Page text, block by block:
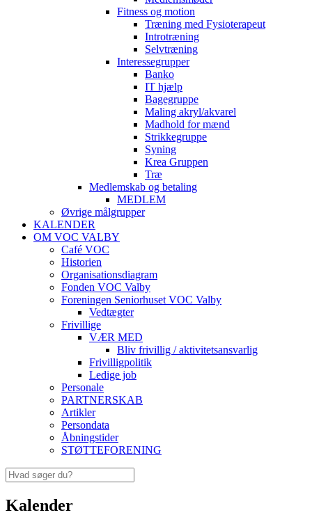
Fitness og motion
Træning med Fysioterapeut
Introtræning
Selvtræning
Interessegrupper
Banko
IT hjælp
Bagegruppe
Maling akryl/akvarel
Madhold for mænd
Strikkegruppe
Syning
Krea Gruppen
Træ
Medlemskab og betaling
MEDLEM
Øvrige målgrupper
KALENDER
OM VOC VALBY
Café VOC
Historien
Organisationsdiagram
Fonden VOC Valby
Foreningen Seniorhuset VOC Valby
Vedtægter
Frivillige
VÆR MED
Bliv frivillig / aktivitetsansvarlig
Frivilligpolitik
Ledige job
Personale
PARTNERSKAB
Artikler
Persondata
Åbningstider
STØTTEFORENING
Kalender